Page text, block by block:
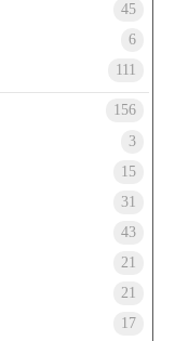
45
6
111
156
3
15
31
43
21
21
17